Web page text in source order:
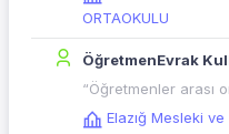
ORTAOKULU
ÖğretmenEvrak
“Öğretmenler arası
Elazığ Mesleki